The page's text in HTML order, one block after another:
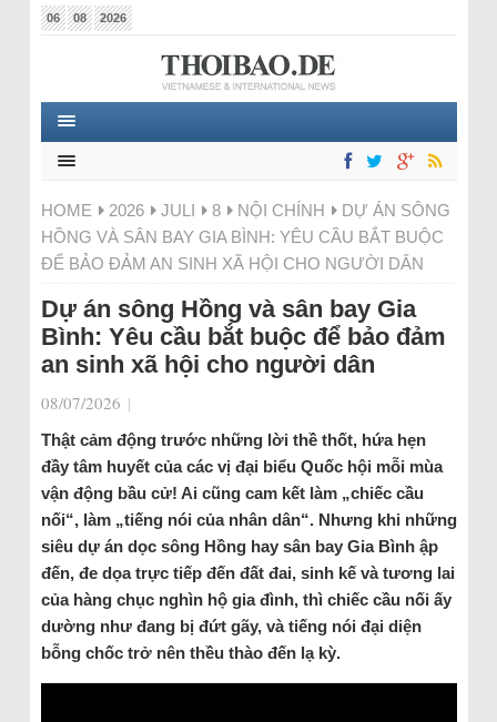
06 08 2026
HOME 2026 JULI 8 NỘI CHÍNH
DỰ ÁN SÔNG
HỒNG VÀ SÂN BAY GIA BÌNH: YÊU CẦU BẮT BUỘC
ĐỂ BẢO ĐẢM AN SINH XÃ HỘI CHO NGƯỜI DÂN
Dự án sông Hồng và sân bay Gia
Bình: Yêu cầu bắt buộc để bảo đảm
an sinh xã hội cho người dân
08/07/2026 |
Thật cảm động trước những lời thề thốt, hứa hẹn
đầy tâm huyết của các vị đại biểu Quốc hội mỗi mùa
vận động bầu cử! Ai cũng cam kết làm „chiếc cầu
nối“, làm „tiếng nói của nhân dân“. Nhưng khi những
siêu dự án dọc sông Hồng hay sân bay Gia Bình ập
đến, đe dọa trực tiếp đến đất đai, sinh kế và tương lai
của hàng chục nghìn hộ gia đình, thì chiếc cầu nối ấy
dường như đang bị đứt gãy, và tiếng nói đại diện
bỗng chốc trở nên thều thào đến lạ kỳ.